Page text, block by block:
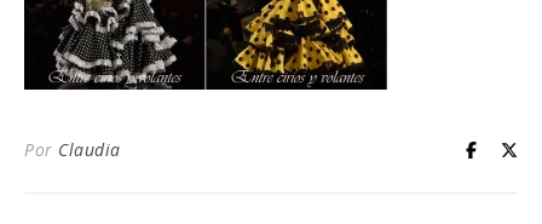
Por Claudia